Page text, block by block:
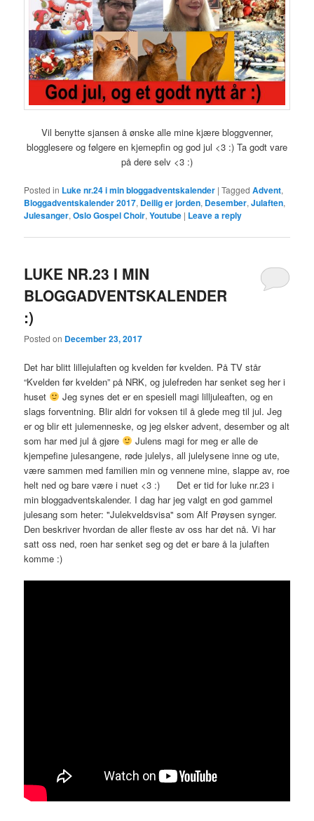
Vil benytte sjansen å ønske alle mine kjære bloggvenner,
blogglesere og følgere en kjemepfin og god jul <3 :) Ta godt vare
på dere selv <3 :)
Posted in Luke nr.24 i min bloggadventskalender |Tagged Advent,
Bloggadventskalender 2017, Deilig er jorden, Desember,Julaften,
Julesanger,Oslo Gospel Choir,Youtube | Leave a reply
LUKE NR.23 I MIN
BLOGGADVENTSKALENDER
:)
Posted on December 23, 2017
Det har blitt lillejulaften og kvelden før kvelden. På TV står
“Kvelden før kvelden” på NRK, og julefreden har senket seg her i
huset
Jeg synes det er en spesiell magi lilljuleaften, og en
slags forventning. Blir aldri for voksen til å glede meg til jul. Jeg
er og blir ett julemenneske, og jeg elsker advent, desember og alt
som har med jul å gjøre
Julens magi for meg er alle de
kjempefine julesangene, røde julelys, all julelysene inne og ute,
være sammen med familien min og vennene mine, slappe av, roe
helt ned og bare være i nuet <3 :) Det er tid for luke nr.23 i
min bloggadventskalender. I dag har jeg valgt en god gammel
julesang som heter: "Julekveldsvisa" som Alf Prøysen synger.
Den beskriver hvordan de aller fleste av oss har det nå. Vi har
satt oss ned, roen har senket seg og det er bare å la julaften
komme :)